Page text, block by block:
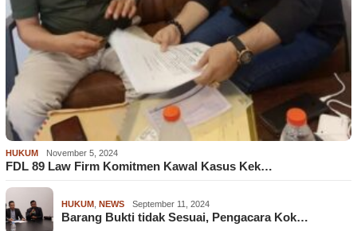
HUKUM November 5, 2024
FDL 89 Law Firm Komitmen Kawal Kasus Kek…
HUKUM NEWS September 11, 2024
Barang Bukti tidak Sesuai, Pengacara Kok…